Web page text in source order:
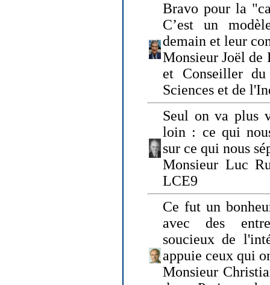
Bravo pour la
C’est un
demain et leur
Monsieur Joël de
et Conseiller
Sciences et de
Seul on va plus
loin : ce qui
sur ce qui nous
Monsieur Luc
LCE9
Ce fut un
avec des
soucieux de
appuie ceux qui
Monsieur